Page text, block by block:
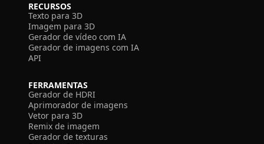
RECURSOS
Texto para 3D
Imagem para 3D
Gerador de vídeo com IA
Gerador de imagens com IA
API
FERRAMENTAS
Gerador de HDRI
Aprimorador de imagens
Vetor para 3D
Remix de imagem
Gerador de texturas